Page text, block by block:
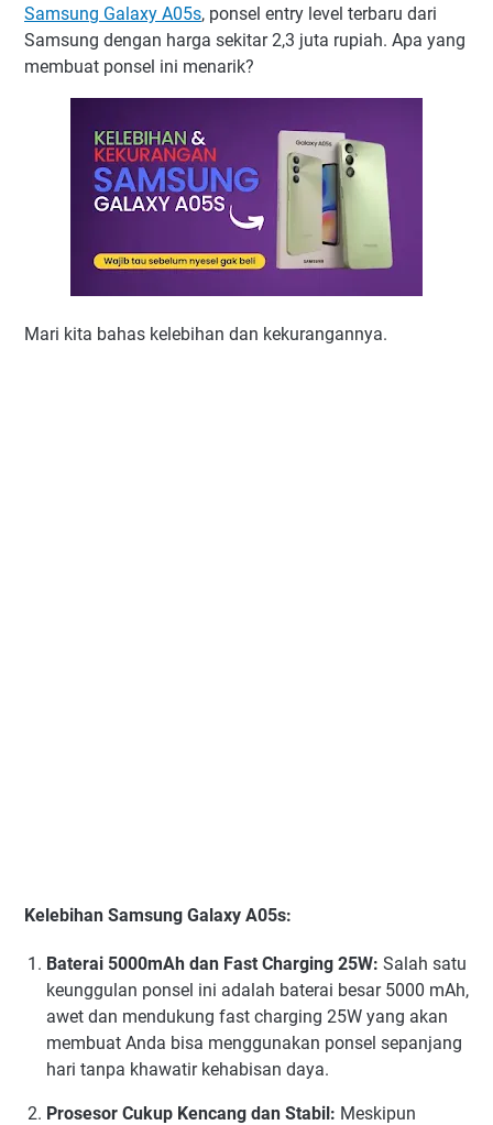
Samsung Galaxy A05s, ponsel entry level terbaru dari
Samsung dengan harga sekitar 2,3 juta rupiah. Apa yang
membuat ponsel ini menarik?
Mari kita bahas kelebihan dan kekurangannya.
Kelebihan Samsung Galaxy A05s:
Baterai 5000mAh dan Fast Charging 25W: Salah satu
keunggulan ponsel ini adalah baterai besar 5000 mAh,
awet dan mendukung fast charging 25W yang akan
membuat Anda bisa menggunakan ponsel sepanjang
hari tanpa khawatir kehabisan daya.
Prosesor Cukup Kencang dan Stabil: Meskipun